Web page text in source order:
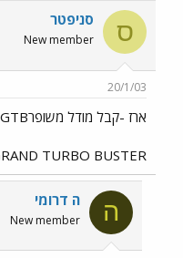
ס סניפטר
New member
20/1/03
ארז -קבל מודל משופרGTB=
TURBO BUSTER
ה ה דרומי
New member